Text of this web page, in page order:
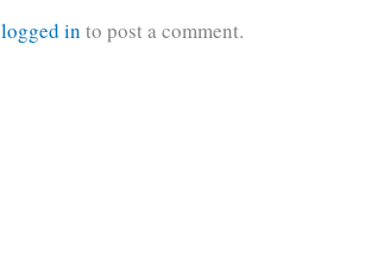
logged in to post a comment.